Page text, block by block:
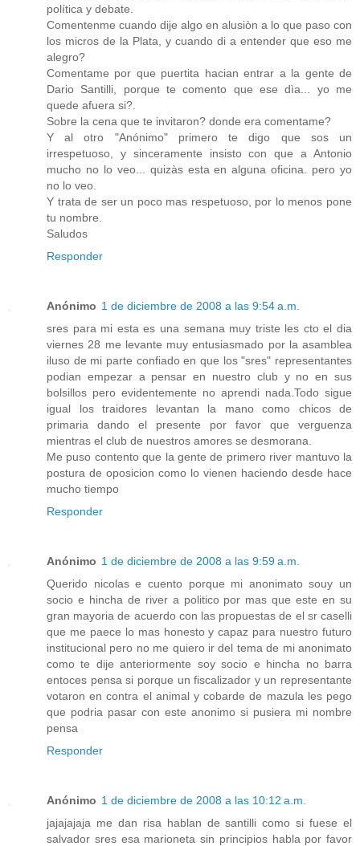
política y debate.
Comentenme cuando dije algo en alusiòn a lo que paso con
los micros de la Plata, y cuando di a entender que eso me
alegro?
Comentame por que puertita hacian entrar a la gente de
Dario Santilli, porque te comento que ese dìa... yo me
quede afuera si?.
Sobre la cena que te invitaron? donde era comentame?
Y al otro "Anónimo" primero te digo que sos un
irrespetuoso, y sinceramente insisto con que a Antonio
mucho no lo veo... quizàs esta en alguna oficina. pero yo
no lo veo.
Y trata de ser un poco mas respetuoso, por lo menos pone
tu nombre.
Saludos
Responder
Anónimo 1 de diciembre de 2008 a las 9:54 a.m.
sres para mi esta es una semana muy triste les cto el dia
viernes 28 me levante muy entusiasmado por la asamblea
iluso de mi parte confiado en que los "sres" representantes
podian empezar a pensar en nuestro club y no en sus
bolsillos pero evidentemente no aprendi nada.Todo sigue
igual los traidores levantan la mano como chicos de
primaria dando el presente por favor que verguenza
mientras el club de nuestros amores se desmorana.
Me puso contento que la gente de primero river mantuvo la
postura de oposicion como lo vienen haciendo desde hace
mucho tiempo
Responder
Anónimo 1 de diciembre de 2008 a las 9:59 a.m.
Querido nicolas e cuento porque mi anonimato souy un
socio e hincha de river a politico por mas que este en su
gran mayoria de acuerdo con las propuestas de el sr caselli
que me paece lo mas honesto y capaz para nuestro futuro
institucional pero no me quiero ir del tema de mi anonimato
como te dije anteriormente soy socio e hincha no barra
entoces pensa si porque un fiscalizador y un representante
votaron en contra el animal y cobarde de mazula les pego
que podria pasar con este anonimo si pusiera mi nombre
pensa
Responder
Anónimo 1 de diciembre de 2008 a las 10:12 a.m.
jajajajaja me dan risa hablan de santilli como si fuese el
salvador sres esa marioneta sin principios habla por favor